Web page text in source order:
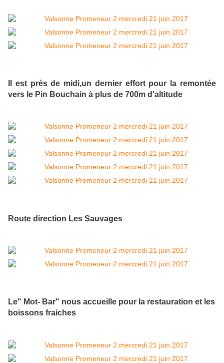
Il est près de midi,un dernier effort pour la remontée
vers le Pin Bouchain à plus de 700m d'altitude
Route direction Les Sauvages
Le" Mot- Bar" nous accueille pour la restauration et les
boissons fraiches